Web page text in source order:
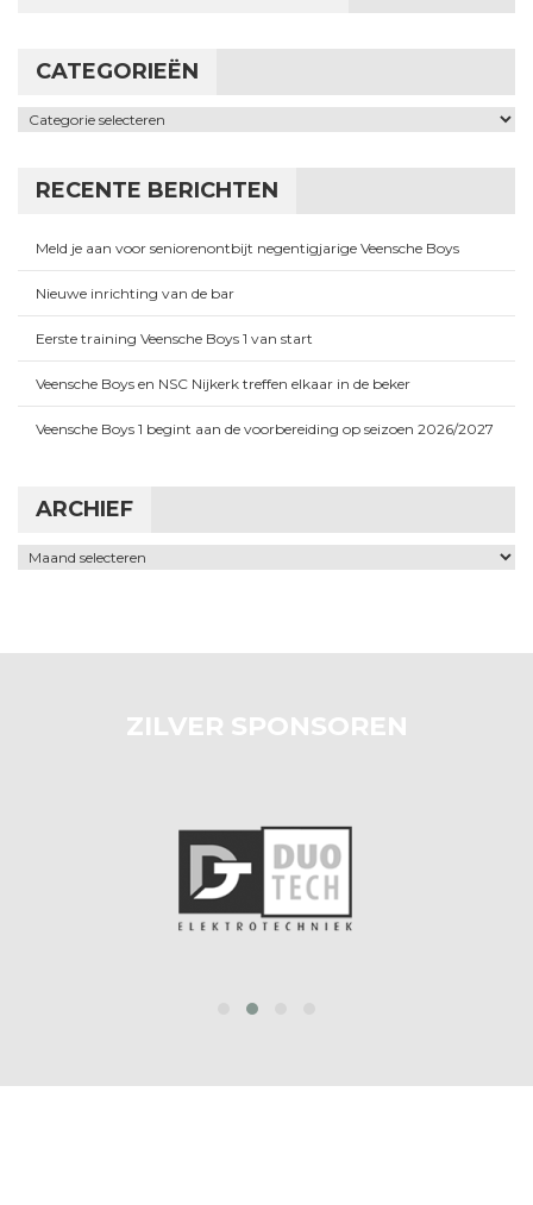
CATEGORIEËN
Categorieën
RECENTE BERICHTEN
Meld je aan voor seniorenontbijt negentigjarige Veensche Boys
Nieuwe inrichting van de bar
Eerste training Veensche Boys 1 van start
Veensche Boys en NSC Nijkerk treffen elkaar in de beker
Veensche Boys 1 begint aan de voorbereiding op seizoen 2026/2027
ARCHIEF
Archief
ZILVER SPONSOREN
prev